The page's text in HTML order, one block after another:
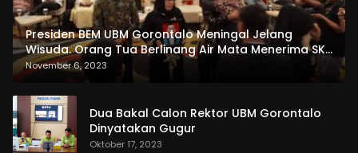
Presiden BEM UBM Gorontalo Meningal Jelang
Wisuda. Orang Tua Berlinang Air Mata Menerima SKL
dan Pemasangan Salempang
November 6, 2023
Dua Bakal Calon Rektor UBM Gorontalo
Dinyatakan Gugur
Oktober 17, 2023